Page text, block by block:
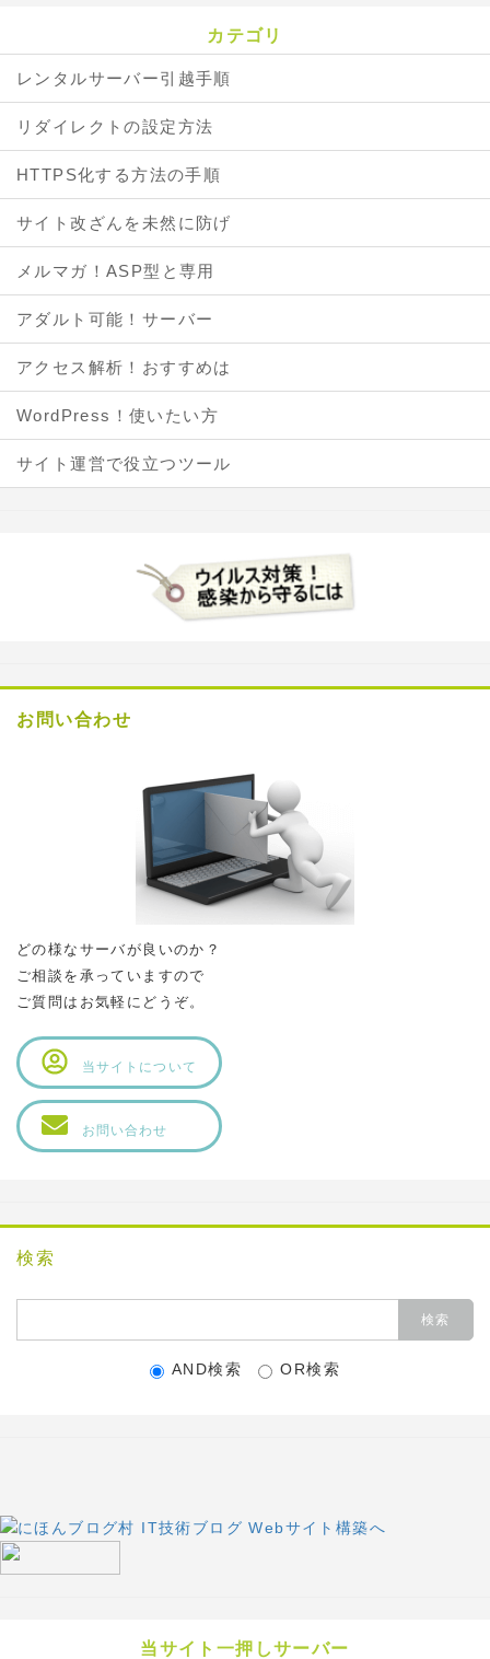
カテゴリ
レンタルサーバー引越手順
リダイレクトの設定方法
HTTPS化する方法の手順
サイト改ざんを未然に防げ
メルマガ！ASP型と専用
アダルト可能！サーバー
アクセス解析！おすすめは
WordPress！使いたい方
サイト運営で役立つツール
お問い合わせ
どの様なサーバが良いのか？
ご相談を承っていますので
ご質問はお気軽にどうぞ。
当サイトについて
お問い合わせ
検索
AND検索 OR検索
当サイト一押しサーバー